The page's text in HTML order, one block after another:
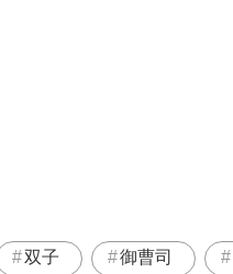
双子 御曹司